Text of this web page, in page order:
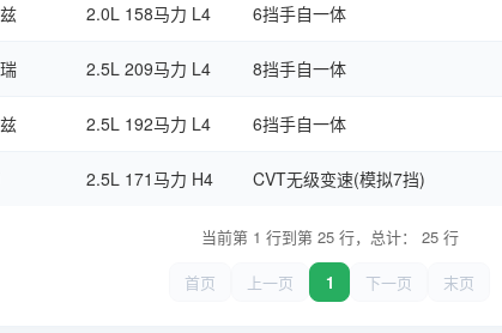
2.0L 158马力 L4 6挡手自一体
2.5L 209马力 L4 8挡手自一体
2.5L 192马力 L4 6挡手自一体
2.5L 171马力 H4 CVT无级变速(模拟7挡)
当前第 1 行到第 25 行，总计： 25 行
首页
上一页 1 下一页 末页